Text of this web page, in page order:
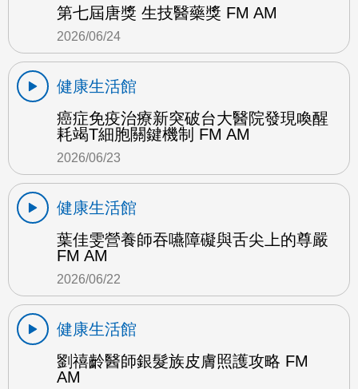
第七屆唐獎 生技醫藥獎 FM AM
2026/06/24
健康生活館
癌症免疫治療新突破台大醫院發現喚醒
耗竭T細胞關鍵機制 FM AM
2026/06/23
健康生活館
葉佳雯營養師吞嚥障礙與舌尖上的尊嚴
FM AM
2026/06/22
健康生活館
劉禧齡醫師銀髮族皮膚照護攻略 FM
AM